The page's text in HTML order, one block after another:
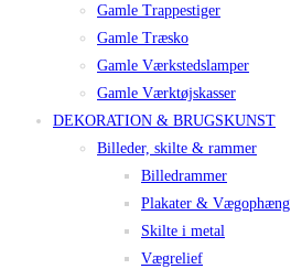
Gamle Trappestiger
Gamle Træsko
Gamle Værkstedslamper
Gamle Værktøjskasser
DEKORATION & BRUGSKUNST
Billeder, skilte & rammer
Billedrammer
Plakater & Vægophæng
Skilte i metal
Vægrelief